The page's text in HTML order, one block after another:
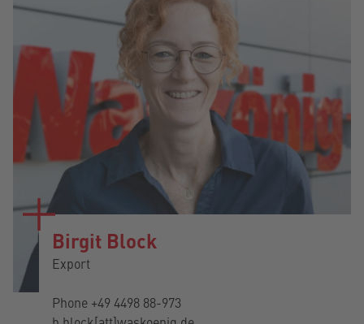
Birgit Block
Export
Phone +49 4498 88-973